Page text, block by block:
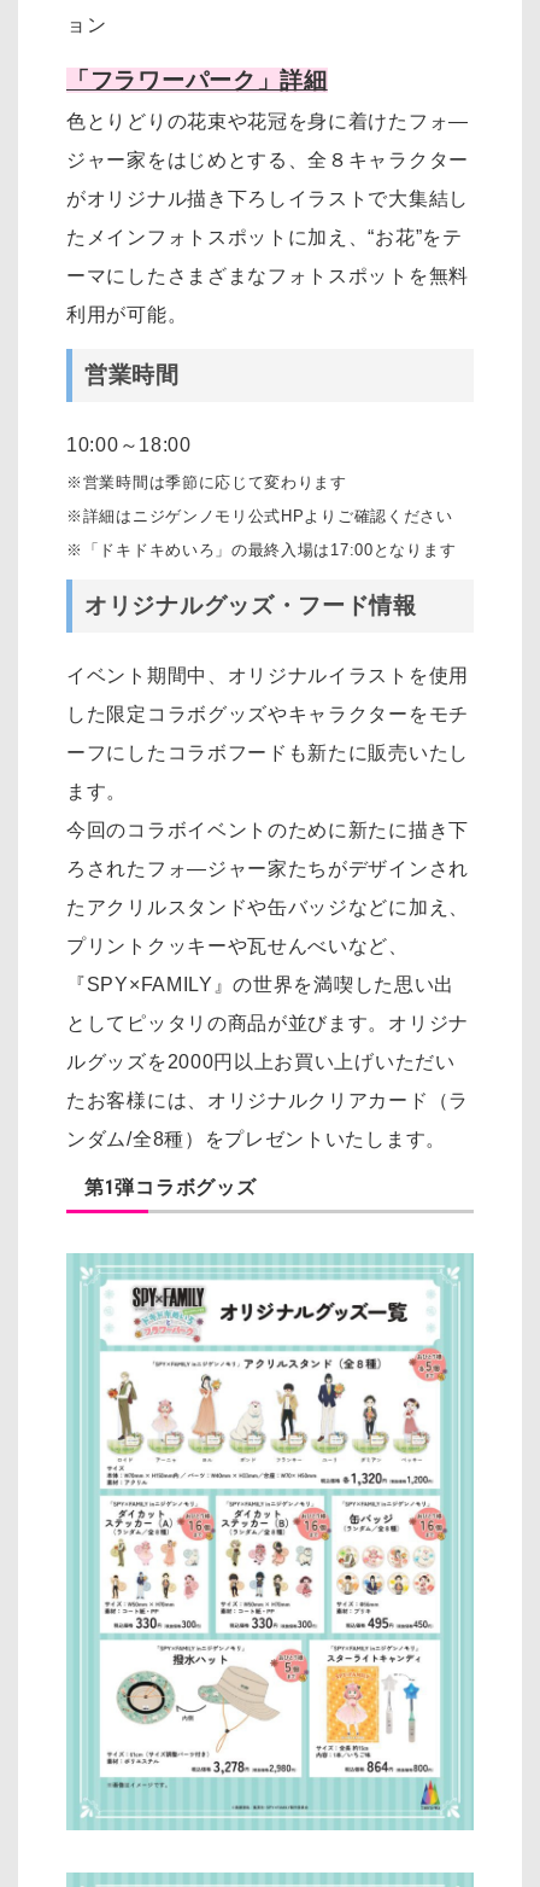
ョン
「フラワーパーク」詳細
色とりどりの花束や花冠を身に着けたフォ―
ジャー家をはじめとする、全８キャラクター
がオリジナル描き下ろしイラストで大集結し
たメインフォトスポットに加え、“お花”をテ
ーマにしたさまざまなフォトスポットを無料
利用が可能。
営業時間
10:00～18:00
※営業時間は季節に応じて変わります
※詳細はニジゲンノモリ公式HPよりご確認ください
※「ドキドキめいろ」の最終入場は17:00となります
オリジナルグッズ・フード情報
イベント期間中、オリジナルイラストを使用
した限定コラボグッズやキャラクターをモチ
ーフにしたコラボフードも新たに販売いたし
ます。
今回のコラボイベントのために新たに描き下
ろされたフォ―ジャー家たちがデザインされ
たアクリルスタンドや缶バッジなどに加え、
プリントクッキーや瓦せんべいなど、
『SPY×FAMILY』の世界を満喫した思い出
としてピッタリの商品が並びます。オリジナ
ルグッズを2000円以上お買い上げいただい
たお客様には、オリジナルクリアカード（ラ
ンダム/全8種）をプレゼントいたします。
第1弾コラボグッズ